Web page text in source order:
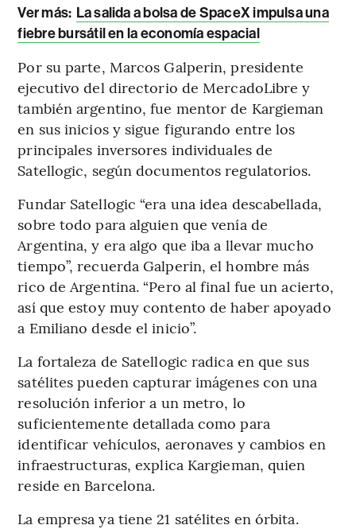
Ver más: La salida a bolsa de SpaceX impulsa una
fiebre bursátil en la economía espacial
Por su parte, Marcos Galperin, presidente
ejecutivo del directorio de MercadoLibre y
también argentino, fue mentor de Kargieman
en sus inicios y sigue figurando entre los
principales inversores individuales de
Satellogic, según documentos regulatorios.
Fundar Satellogic “era una idea descabellada,
sobre todo para alguien que venía de
Argentina, y era algo que iba a llevar mucho
tiempo”, recuerda Galperin, el hombre más
rico de Argentina. “Pero al final fue un acierto,
así que estoy muy contento de haber apoyado
a Emiliano desde el inicio”.
La fortaleza de Satellogic radica en que sus
satélites pueden capturar imágenes con una
resolución inferior a un metro, lo
suficientemente detallada como para
identificar vehículos, aeronaves y cambios en
infraestructuras, explica Kargieman, quien
reside en Barcelona.
La empresa ya tiene 21 satélites en órbita.